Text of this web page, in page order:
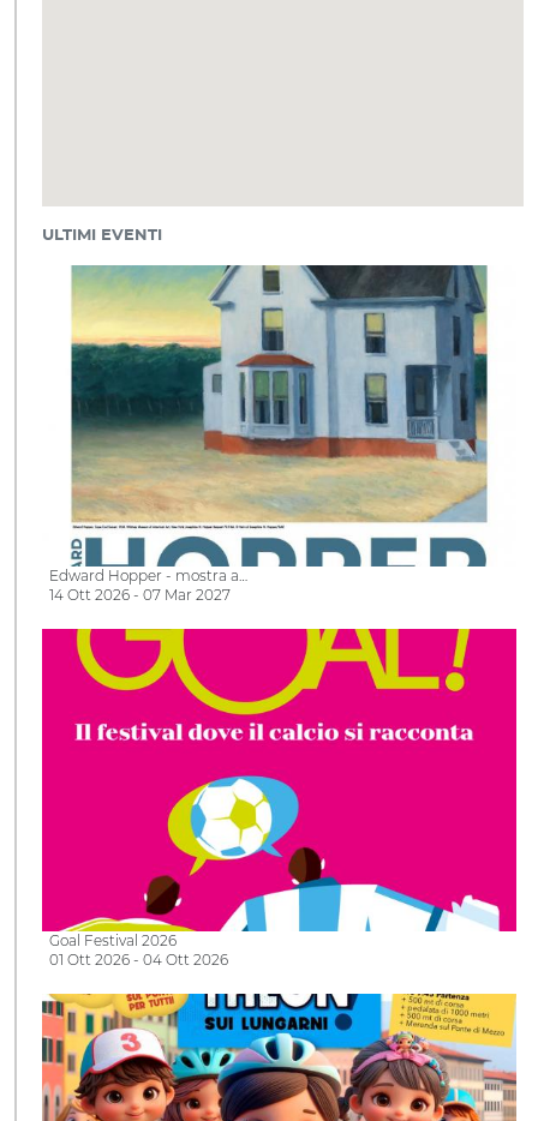
ULTIMI EVENTI
Edward Hopper - mostra a…
14 Ott 2026 - 07 Mar 2027
Goal Festival 2026
01 Ott 2026 - 04 Ott 2026